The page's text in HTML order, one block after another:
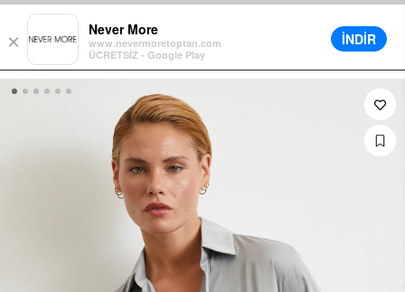
×
Never More
www.nevermoretoptan.com
ÜCRETSİZ - Google Play
İNDİR
für alle Bestellungen